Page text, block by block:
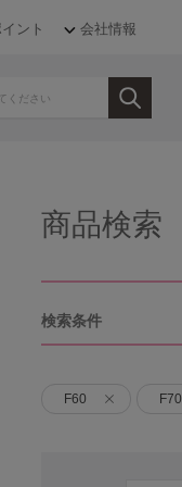
ント 会社情報
商品検索
検索条件
F60 F70